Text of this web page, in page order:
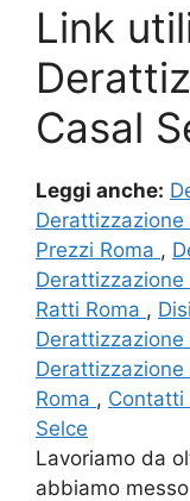
Link
Casal
Leggi anche:
Derattizzazione
Prezzi Roma ,
Derattizzazione
Ratti Roma ,
Derattizzazione
Derattizzazione
Roma , Contatti
Selce
Lavoriamo da
abbiamo